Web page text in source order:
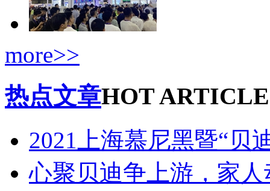
more>>
热点文章HOT ARTICLE
2021上海慕尼黑暨“贝
心聚贝迪争上游，家